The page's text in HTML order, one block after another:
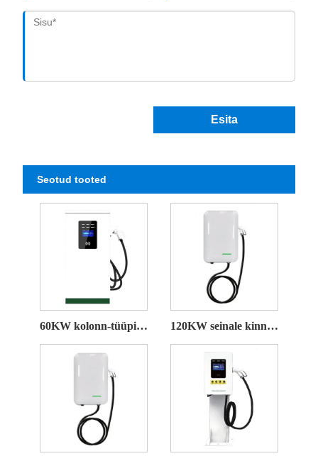
Esita
Seotud tooted
60KW kolonn-tüüpi alalisvoolu laadimispakk 120KW seinale kinnitatav kompaktne alalisvoolu laadimispakk